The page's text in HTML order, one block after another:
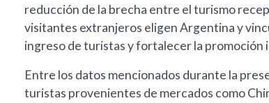
reducción de la brecha entre el turismo
visitantes extranjeros eligen Argentina y
ingreso de turistas y fortalecer la promoción
Entre los datos mencionados durante la
turistas provenientes de mercados como